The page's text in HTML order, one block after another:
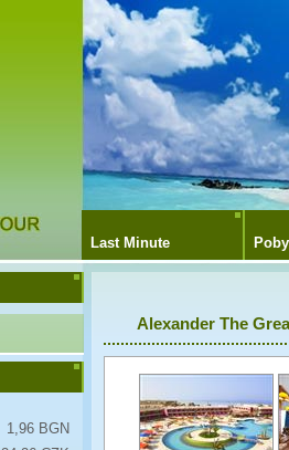
Last Minute
Alexander The
1,96 BGN